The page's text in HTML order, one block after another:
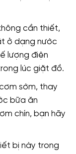
cần thiết,
ở dạng nước
lượng điện
lúc giặt đồ.
sớm, thay
bữa ăn
chín, bạn hãy
bị này trong